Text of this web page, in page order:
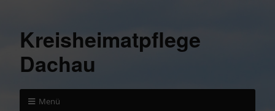
Kreisheimatpflege
Dachau
Menü